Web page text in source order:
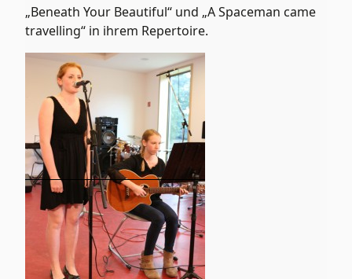
„Beneath Your Beautiful“ und „A Spaceman came
travelling“ in ihrem Repertoire.